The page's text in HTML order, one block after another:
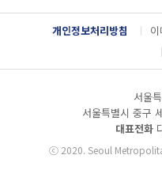
g
l
e
l
개인정보처리방침
서울
서울특별시 중구
대표전화
ⓒ2020. Seoul